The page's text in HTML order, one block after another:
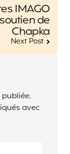
IMAGO
de
Chapka
Next Post
avec